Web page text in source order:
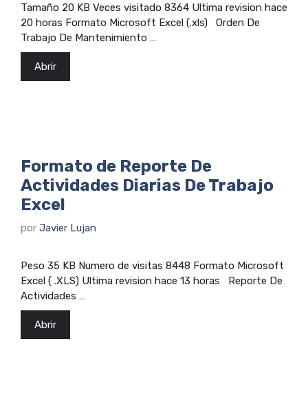
Tamaño 20 KB Veces visitado 8364 Ultima revision hace
20 horas Formato Microsoft Excel (.xls) Orden De
Trabajo De Mantenimiento …
Abrir
Formato de Reporte De
Actividades Diarias De Trabajo
Excel
por Javier Lujan
Peso 35 KB Numero de visitas 8448 Formato Microsoft
Excel ( .XLS) Ultima revision hace 13 horas Reporte De
Actividades …
Abrir